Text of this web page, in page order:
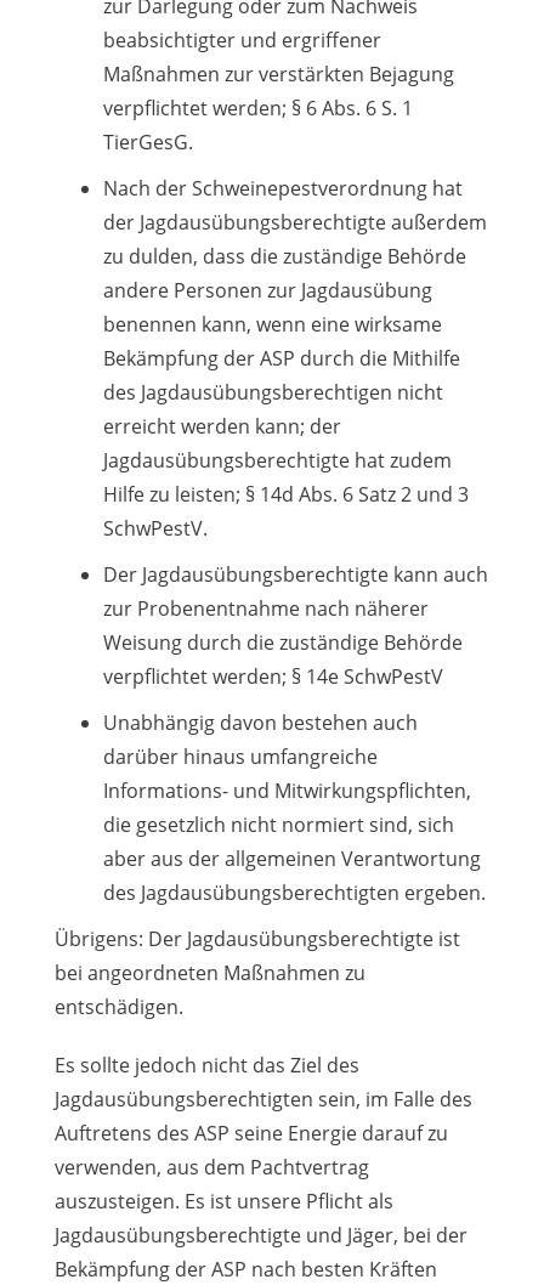
zur Darlegung oder zum Nachweis
beabsichtigter und ergriffener
Maßnahmen zur verstärkten Bejagung
verpflichtet werden; § 6 Abs. 6 S. 1
TierGesG.
Nach der Schweinepestverordnung hat
der Jagdausübungsberechtigte außerdem
zu dulden, dass die zuständige Behörde
andere Personen zur Jagdausübung
benennen kann, wenn eine wirksame
Bekämpfung der ASP durch die Mithilfe
des Jagdausübungsberechtigen nicht
erreicht werden kann; der
Jagdausübungsberechtigte hat zudem
Hilfe zu leisten; § 14d Abs. 6 Satz 2 und 3
SchwPestV.
Der Jagdausübungsberechtigte kann auch
zur Probenentnahme nach näherer
Weisung durch die zuständige Behörde
verpflichtet werden; § 14e SchwPestV
Unabhängig davon bestehen auch
darüber hinaus umfangreiche
Informations- und Mitwirkungspflichten,
die gesetzlich nicht normiert sind, sich
aber aus der allgemeinen Verantwortung
des Jagdausübungsberechtigten ergeben.
Übrigens: Der Jagdausübungsberechtigte ist
bei angeordneten Maßnahmen zu
entschädigen.
Es sollte jedoch nicht das Ziel des
Jagdausübungsberechtigten sein, im Falle des
Auftretens des ASP seine Energie darauf zu
verwenden, aus dem Pachtvertrag
auszusteigen. Es ist unsere Pflicht als
Jagdausübungsberechtigte und Jäger, bei der
Bekämpfung der ASP nach besten Kräften